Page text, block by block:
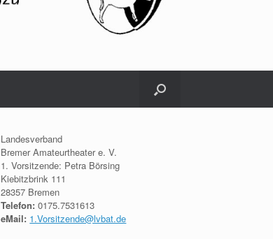
Landesverband
Bremer Amateurtheater e. V.
1. Vorsitzende: Petra Börsing
Kiebitzbrink 111
28357 Bremen
Telefon: 0175.7531613
eMail: 1.Vorsitzende@lvbat.de